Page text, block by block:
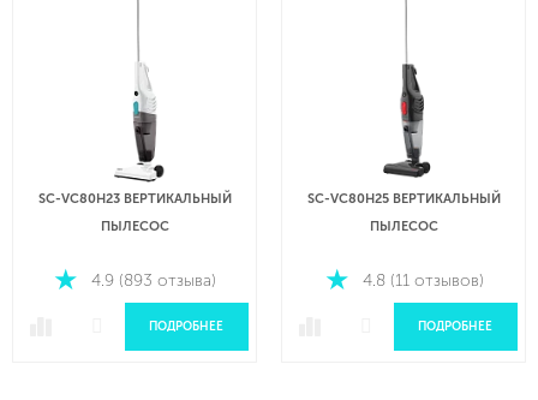
SC-VC80H23 ВЕРТИКАЛЬНЫЙ
ПЫЛЕСОС
4.9 (893 отзыва)
ПОДРОБНЕЕ
SC-VC80H25 ВЕРТИКАЛЬНЫЙ
ПЫЛЕСОС
4.8 (11 отзывов)
ПОДРОБНЕЕ